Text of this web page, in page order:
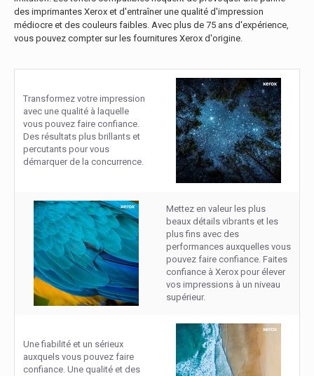
des imprimantes Xerox et d'entraîner une qualité d'impression
médiocre et des couleurs faibles. Avec plus de 75 ans d'expérience,
vous pouvez compter sur les fournitures Xerox d'origine.
Transformez votre impression
avec une qualité à laquelle
vous pouvez faire confiance.
Des résultats plus brillants et
percutants pour vous
démarquer de la concurrence.
Mettez en valeur les plus
beaux détails vibrants et les
plus fins avec des
performances auxquelles vous
pouvez faire confiance. Faites
confiance à Xerox pour élever
vos impressions à un niveau
supérieur.
Une fiabilité et un sérieux
auxquels vous pouvez faire
confiance. Une qualité et des